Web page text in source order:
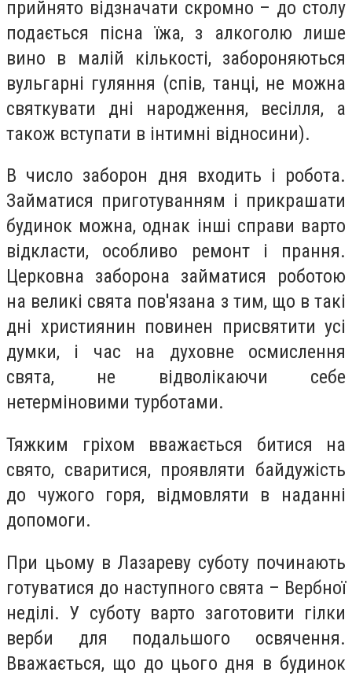
прийнято відзначати скромно – до столу
подається пісна їжа, з алкоголю лише
вино в малій кількості, забороняються
вульгарні гуляння (спів, танці, не можна
святкувати дні народження, весілля, а
також вступати в інтимні відносини).
В число заборон дня входить і робота.
Займатися приготуванням і прикрашати
будинок можна, однак інші справи варто
відкласти, особливо ремонт і прання.
Церковна заборона займатися роботою
на великі свята пов'язана з тим, що в такі
дні християнин повинен присвятити усі
думки, і час на духовне осмислення
свята, не відволікаючи себе
нетерміновими турботами.
Тяжким гріхом вважається битися на
свято, сваритися, проявляти байдужість
до чужого горя, відмовляти в наданні
допомоги.
При цьому в Лазареву суботу починають
готуватися до наступного свята – Вербної
неділі. У суботу варто заготовити гілки
верби для подальшого освячення.
Вважається, що до цього дня в будинок